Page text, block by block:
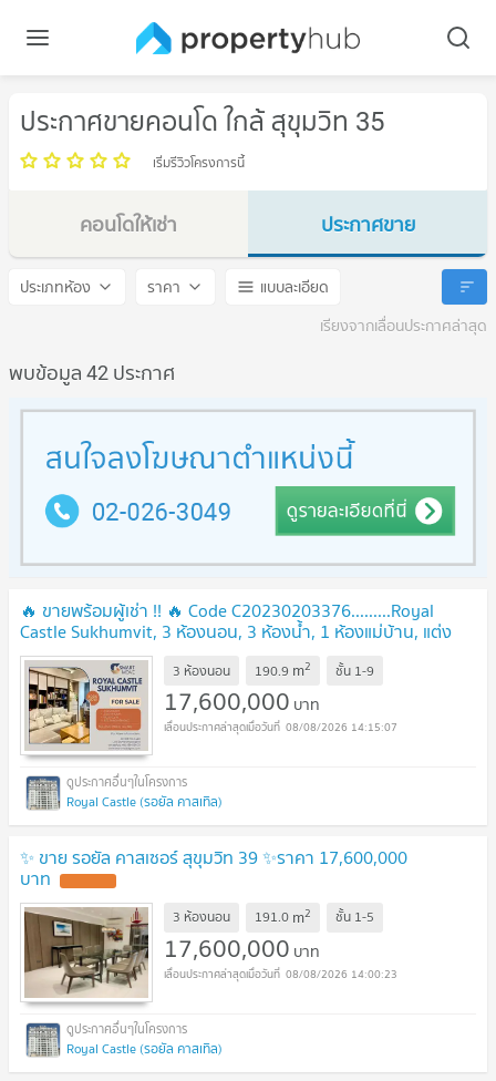
ประกาศขายคอนโด ใกล้ สุขุมวิท 35
เริ่มรีวิวโครงการนี้
คอนโดให้เช่า
ประกาศขาย
ประเภทห้อง ราคา
แบบละเอียด
เรียงจากเลื่อนประกาศล่าสุด
พบข้อมูล 42 ประกาศ
🔥 ขายพร้อมผู้เช่า !! 🔥 Code C20230203376.........Royal
Castle Sukhumvit, 3 ห้องนอน, 3 ห้องน้ำ, 1 ห้องแม่บ้าน, แต่ง
ครบ, ราคาพิเศษ!!📣📣
3 ห้องนอน 190.9 m2 ชั้น 1-9
17,600,000 บาท
08/08/2026 14:15:07
Royal Castle (รอยัล คาสเทิล)
✨ ขาย รอยัล คาสเซอร์ สุขุมวิท 39 ✨ราคา 17,600,000
บาท
3 ห้องนอน 191.0 m2 ชั้น 1-5
17,600,000 บาท
08/08/2026 14:00:23
Royal Castle (รอยัล คาสเทิล)